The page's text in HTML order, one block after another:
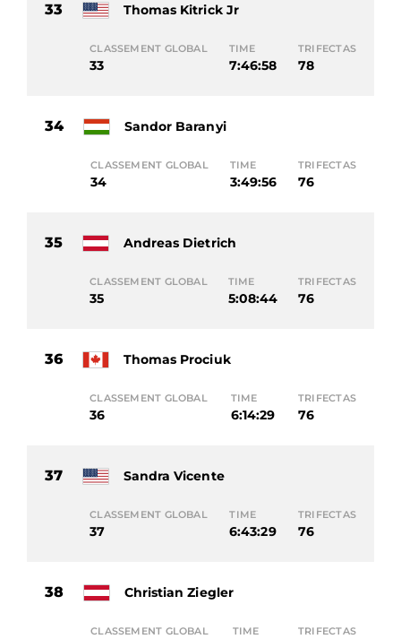
33 Thomas Kitrick Jr
CLASSEMENT GLOBAL
33
TIME
7:46:58
TRIFECTAS
78
34 Sandor Baranyi
CLASSEMENT GLOBAL
34
TIME
3:49:56
TRIFECTAS
76
35 Andreas Dietrich
CLASSEMENT GLOBAL
35
TIME
5:08:44
TRIFECTAS
76
36 Thomas Prociuk
CLASSEMENT GLOBAL
36
TIME
6:14:29
TRIFECTAS
76
37 Sandra Vicente
CLASSEMENT GLOBAL
37
TIME
6:43:29
TRIFECTAS
76
38 Christian Ziegler
CLASSEMENT GLOBAL TIME TRIFECTAS